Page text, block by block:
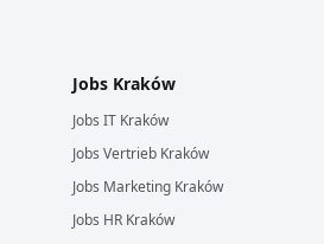
Jobs Kraków
Jobs IT Kraków
Jobs Vertrieb Kraków
Jobs Marketing Kraków
Jobs HR Kraków